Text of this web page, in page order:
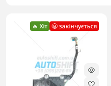
🔥 Хіт 😬 закінчується